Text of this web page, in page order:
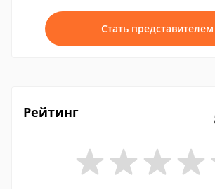
Стать представителем
Рейтинг